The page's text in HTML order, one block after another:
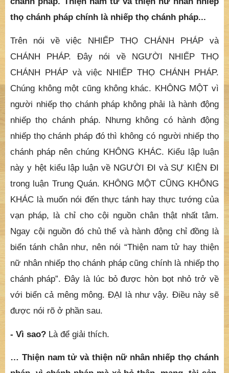
chánh pháp là ĐẠI.
- Người nhiếp thọ chánh pháp không khác nhiếp
thọ chánh pháp, không khác người nhiếp thọ
chánh pháp. Thiện nam tử và thiện nữ nhân nhiếp
thọ chánh pháp chính là nhiếp thọ chánh pháp...
Trên nói về việc NHIẾP THỌ CHÁNH PHÁP và
CHÁNH PHÁP. Đây nói về NGƯỜI NHIẾP THỌ
CHÁNH PHÁP và việc NHIẾP THỌ CHÁNH PHÁP.
Chúng không một cũng không khác. KHÔNG MỘT vì
người nhiếp thọ chánh pháp không phải là hành động
nhiếp thọ chánh pháp. Nhưng không có hành động
nhiếp thọ chánh pháp đó thì không có người nhiếp thọ
chánh pháp nên chúng KHÔNG KHÁC. Kiểu lập luận
này y hệt kiểu lập luận về NGƯỜI ĐI và SỰ KIỆN ĐI
trong luận Trung Quán. KHÔNG MỘT CŨNG KHÔNG
KHÁC là muốn nói đến thực tánh hay thực tướng của
vạn pháp, là chỉ cho cội nguồn chân thật nhất tâm.
Ngay cội nguồn đó chủ thể và hành động chỉ đồng là
biển tánh chân như, nên nói “Thiện nam tử hay thiện
chánh pháp”. Đây là lúc bỏ được hòn bọt nhỏ trở về